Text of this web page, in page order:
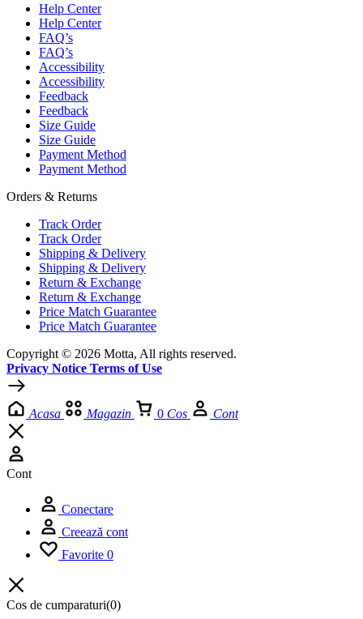
Help Center
Help Center
FAQ’s
FAQ’s
Accessibility
Accessibility
Feedback
Feedback
Size Guide
Size Guide
Payment Method
Payment Method
Orders & Returns
Track Order
Track Order
Shipping & Delivery
Shipping & Delivery
Return & Exchange
Return & Exchange
Price Match Guarantee
Price Match Guarantee
Copyright © 2026 Motta, All rights reserved.
Privacy Notice Terms of Use
Acasa Magazin 0 Cos Cont
Cont
Conectare
Creează cont
Favorite 0
Cos de cumparaturi(0)